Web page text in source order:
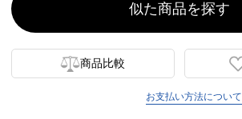
似た商品を探す
商品比較
お支払い方法について